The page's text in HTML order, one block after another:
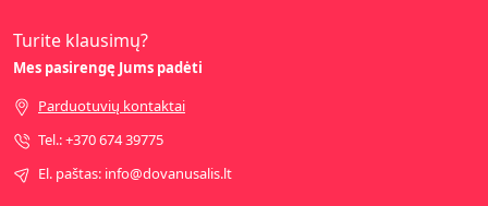
Turite klausimų?
Mes pasirengę Jums padėti
Parduotuvių kontaktai
Tel.: +370 674 39775
El. paštas: info@dovanusalis.lt